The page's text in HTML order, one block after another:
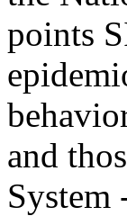
points
and
System